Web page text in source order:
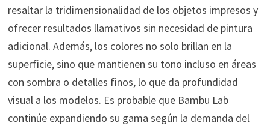
resaltar la tridimensionalidad de los objetos impresos y
ofrecer resultados llamativos sin necesidad de pintura
adicional. Además, los colores no solo brillan en la
superficie, sino que mantienen su tono incluso en áreas
con sombra o detalles finos, lo que da profundidad
visual a los modelos. Es probable que Bambu Lab
continúe expandiendo su gama según la demanda del